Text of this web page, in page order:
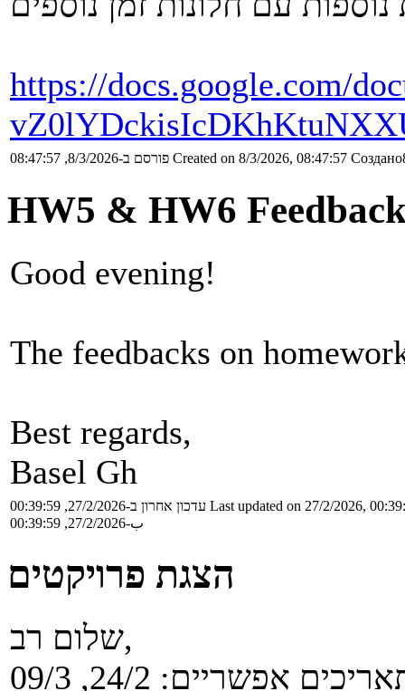
https://docs.google.com/
פורסם ב-8/3/2026, 08:47:57 Created on 8/3/2026, 08:47:57
HW5 & HW6
Good evening!
The feedbacks on
Best regards,
Basel Gh
עדכון אחרון ב-27/2/2026, 00:39:59 Last updated on 27/2/2026,
ب-27/2/2026, 00:39:59
הצגת פרויקטים
שלום רב,